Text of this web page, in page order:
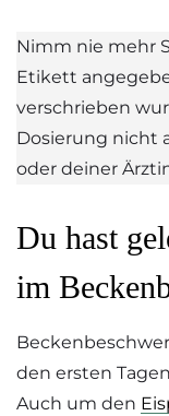
Nimm nie mehr
Etikett
verschrieben
Dosierung nicht
oder deiner
Du hast
im
den ersten
Auch um den